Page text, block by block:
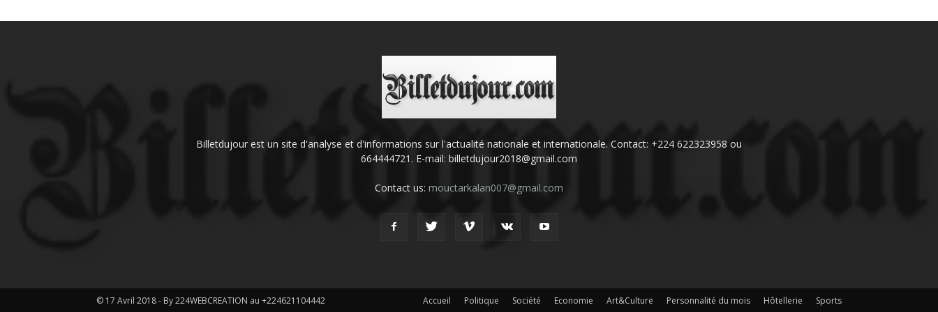
Billetdujour est un site d'analyse et d'informations sur l'actualité nationale et internationale. Contact: +224 622323958 ou
664444721. E-mail: billetdujour2018@gmail.com
Contact us: mouctarkalan007@gmail.com
Accueil Politique Société Economie Art&Culture Personnalité du mois Hôtellerie Sports
© 17 Avril 2018 - By 224WEBCREATION au +224621104442